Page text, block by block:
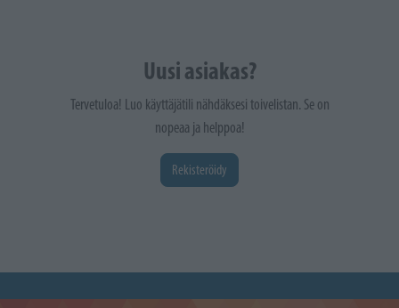
Uusi asiakas?
Tervetuloa! Luo käyttäjätili nähdäksesi toivelistan. Se on
nopeaa ja helppoa!
Rekisteröidy